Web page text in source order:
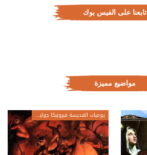
تابعنا على الفيس بوك
مواضيع مميزة
يوميات القديسة فيرونيكا جولياني